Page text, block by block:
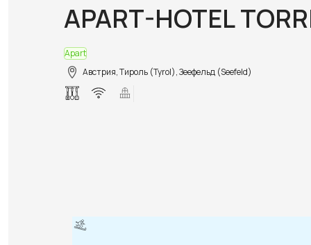
APART-HOTEL
Apart
Австрия, Тироль (Tyrol), Зеефельд (Seefeld)